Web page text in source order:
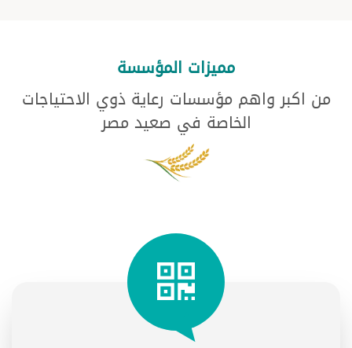
مميزات المؤسسة
من اكبر واهم مؤسسات رعاية ذوي الاحتياجات
الخاصة في صعيد مصر